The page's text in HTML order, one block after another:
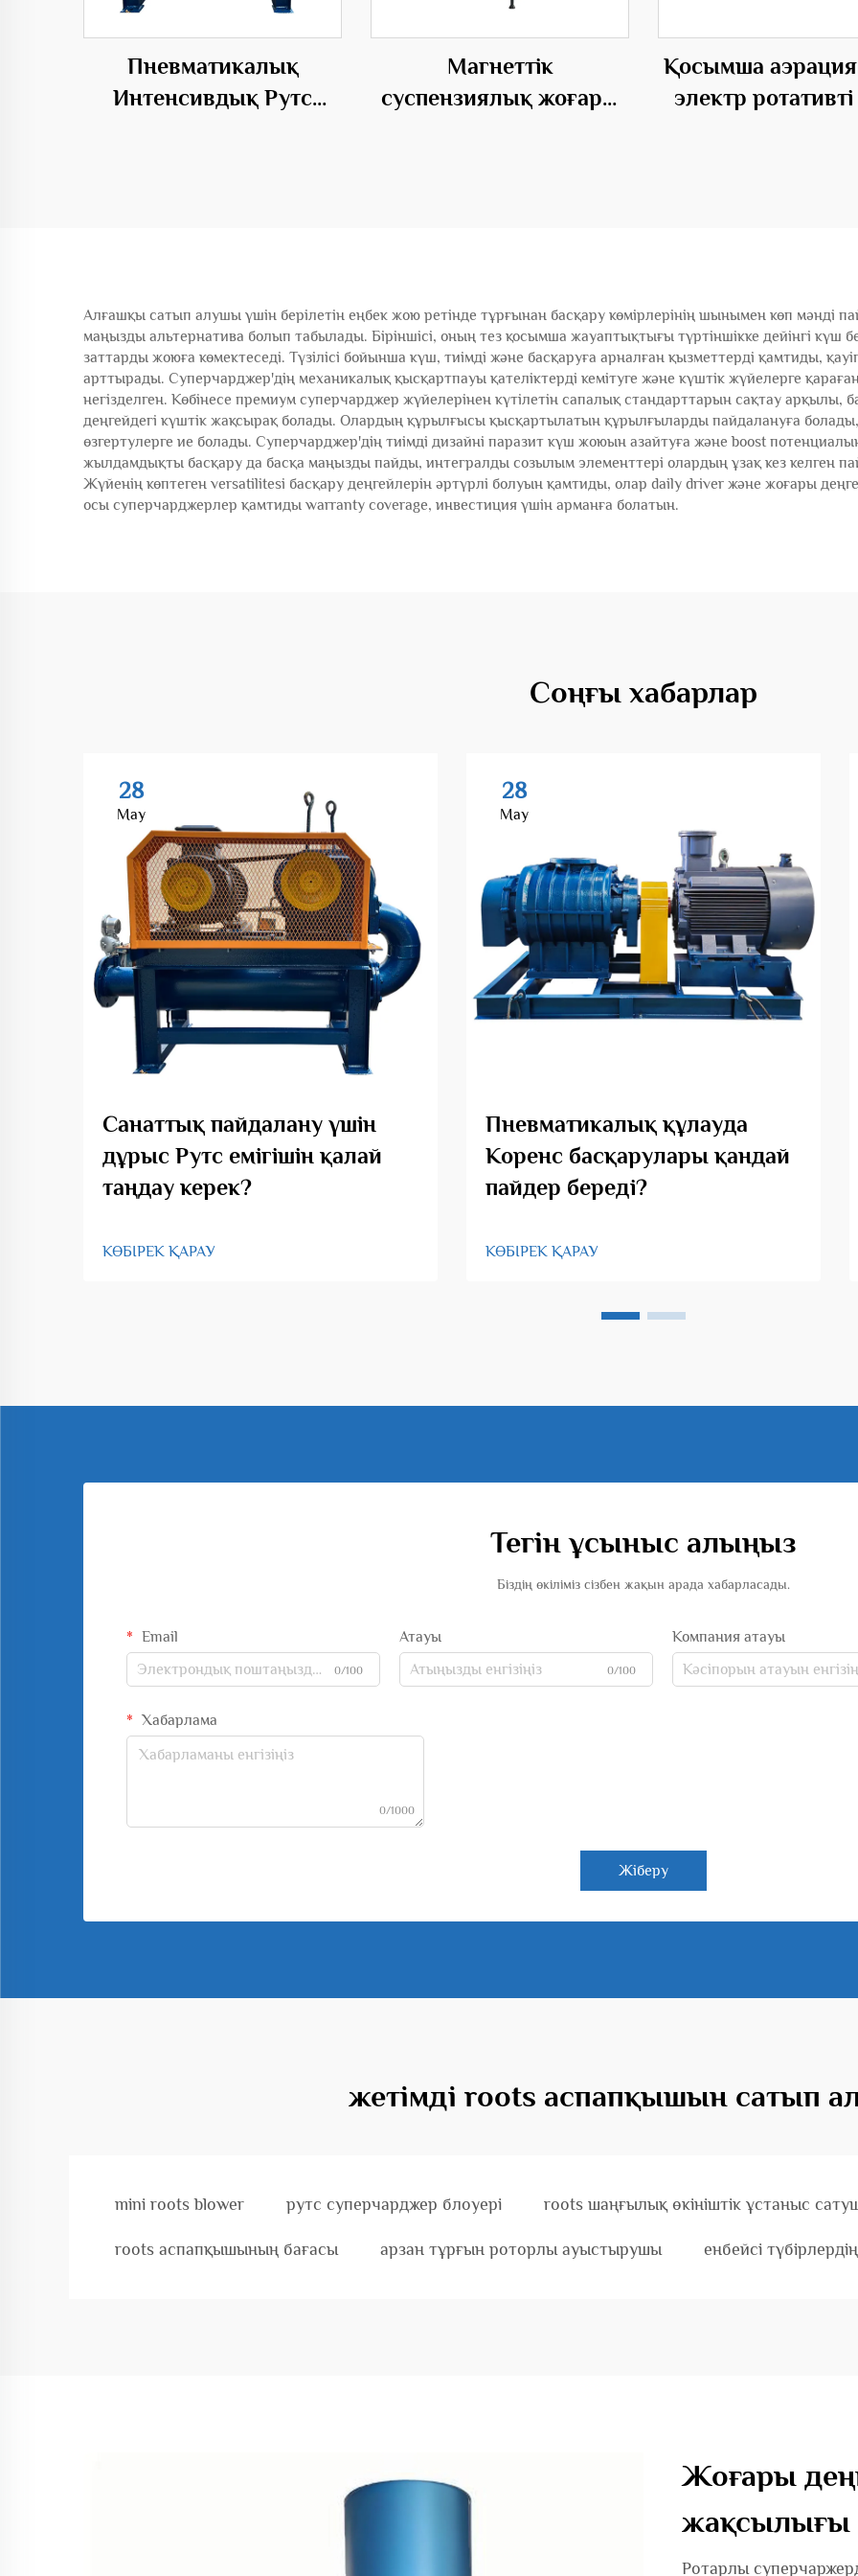
Пневматикалық
Интенсивдық Рутс
Магнеттік
суспензиялық жоғары
Қосымша аэрация
электр
Алғашқы сатып алушы үшін берілетін еңбек жою ретінде тұрғынан басқару көмірлерінің шынымен көп мәнді
маңызды альтернатива болып табылады. Біріншісі, оның тез қосымша жауаптықтығы түртіншікке дейінгі күш
заттарды жоюға көмектеседі. Түзілісі бойынша күш, тиімді және басқаруға арналған қызметтерді қамтиды,
арттырады. Суперчарджер'дің механикалық қысқартпауы қателіктерді кемітуге және күштік жүйелерге
негізделген. Көбінесе премиум суперчарджер жүйелерінен күтілетін сапалық стандарттарын сақтау арқылы,
деңгейдегі күштік жақсырақ болады. Олардың құрылғысы қысқартылатын құрылғыларды пайдалануға
өзгертулерге ие болады. Суперчарджер'дің тиімді дизайні паразит күш жоюын азайтуға және boost
жылдамдықты басқару да басқа маңызды пайды, интегралды созылым элементтері олардың ұзақ кез келген
Жүйенің көптеген versatilitesi басқару деңгейлерін әртүрлі болуын қамтиды, олар daily driver және жоғары
осы суперчарджерлер қамтиды warranty coverage, инвестиция үшін арманға болатын.
Соңғы хабарлар
28
May
Санаттық пайдалану үшін
дұрыс Рутс емігішін қалай
таңдау керек?
КӨБІРЕК ҚАРАУ
28
May
Пневматикалық құлауда
Коренс басқарулары қандай
пайдер береді?
КӨБІРЕК ҚАРАУ
Тегін ұсыныс алыңыз
Біздің өкіліміз сізбен жақын арада хабарласады.
Email
0/100
Атауы
0/100
Компания атауы
Хабарлама
0/1000
Жіберу
жетімді roots аспапқышын сатып
mini roots blower рутс суперчарджер блоуері roots шаңғылық өкініштік ұстаныс
roots аспапқышының бағасы арзан тұрғын роторлы ауыстырушы енбейсі түбірлердің
Жоғары
жақсылығы
Ротарлы